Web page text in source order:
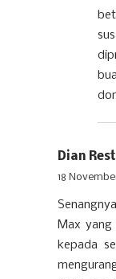
Dian
18
Max
kepada